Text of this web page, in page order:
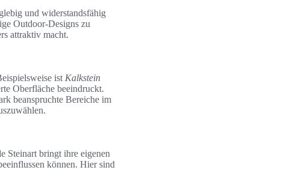
und widerstandsfähig
Outdoor-Designs zu
attraktiv macht.
ist Kalkstein
Oberfläche beeindruckt.
beanspruchte Bereiche im
Steinart bringt ihre eigenen
können. Hier sind